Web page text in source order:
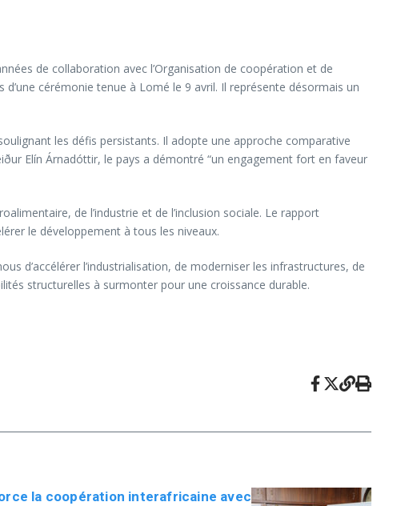
de collaboration avec l’Organisation de coopération et de
cérémonie tenue à Lomé le 9 avril. Il représente désormais un
les défis persistants. Il adopte une approche comparative
Elín Árnadóttir, le pays a démontré “un engagement fort en faveur
de l’industrie et de l’inclusion sociale. Le rapport
le développement à tous les niveaux.
d’accélérer l’industrialisation, de moderniser les infrastructures, de
structurelles à surmonter pour une croissance durable.
la coopération interafricaine avec